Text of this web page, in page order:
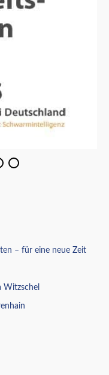
– für eine neue Zeit
Witzschel